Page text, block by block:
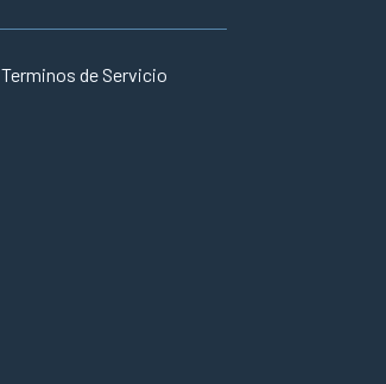
Terminos de Servicio